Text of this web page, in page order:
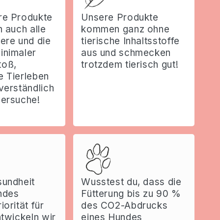
Produkte
auch alle
und die
Tierleben
Unsere Produkte
kommen ganz ohne
tierische Inhaltsstoffe
aus und schmecken
trotzdem tierisch gut!
für
wir
Wusstest du, dass die
Fütterung bis zu 90 %
des CO2-Abdrucks
eines Hundes